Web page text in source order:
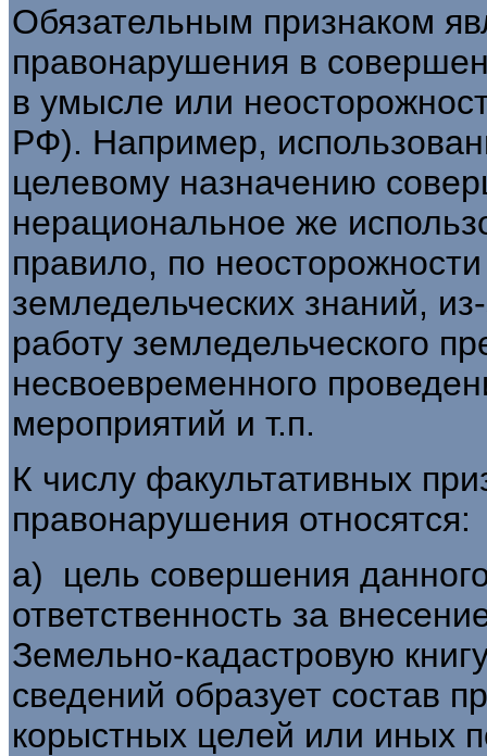
Обязательным признаком
правонарушения в
в умысле или
РФ). Например,
целевому назначению
нерациональное же
правило, по
земледельческих знаний,
работу земледельческого
несвоевременного
мероприятий и т.п.
К числу факультативных
правонарушения от­носятся:
а) цель совершения
ответственность за
Земельно-кадастровую
сведений образует состав
корыстных целей или иных